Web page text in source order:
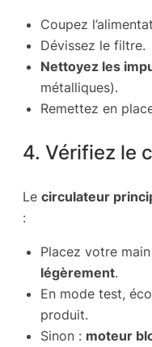
Coupez
Dévissez le filtre.
Nettoyez les
métalliques).
Remettez en
4. Vérifiez le
Le circulateur
:
Placez votre
légèrement.
En mode test,
produit.
Sinon : moteur